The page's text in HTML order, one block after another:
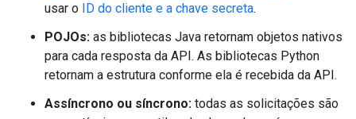
usar o ID do cliente e a chave secreta.
POJOs: as bibliotecas Java retornam objetos nativos
para cada resposta da API. As bibliotecas Python
retornam a estrutura conforme ela é recebida da API.
Assíncrono ou síncrono: todas as solicitações são